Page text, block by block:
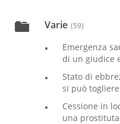
Varie (59)
Emergenza
di un giudice
Stato di
si può
Cessione in
una prostituta